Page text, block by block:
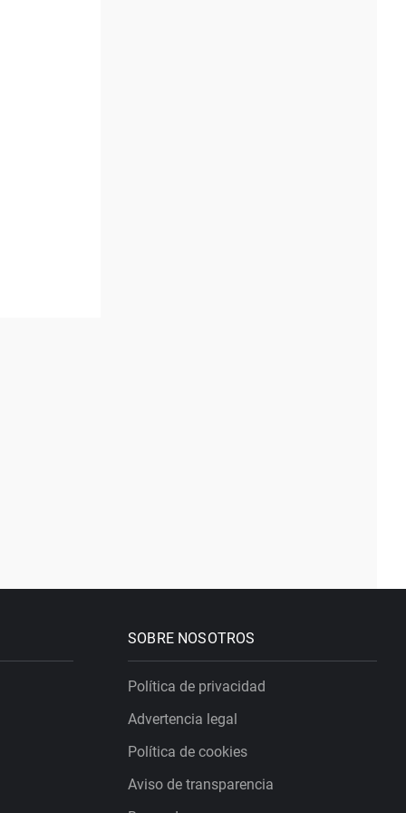
SOBRE NOSOTROS
Política de privacidad
Advertencia legal
Política de cookies
Aviso de transparencia